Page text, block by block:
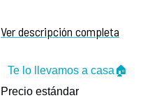
Ver descripción completa
Te lo llevamos a casa🏠
Precio estándar